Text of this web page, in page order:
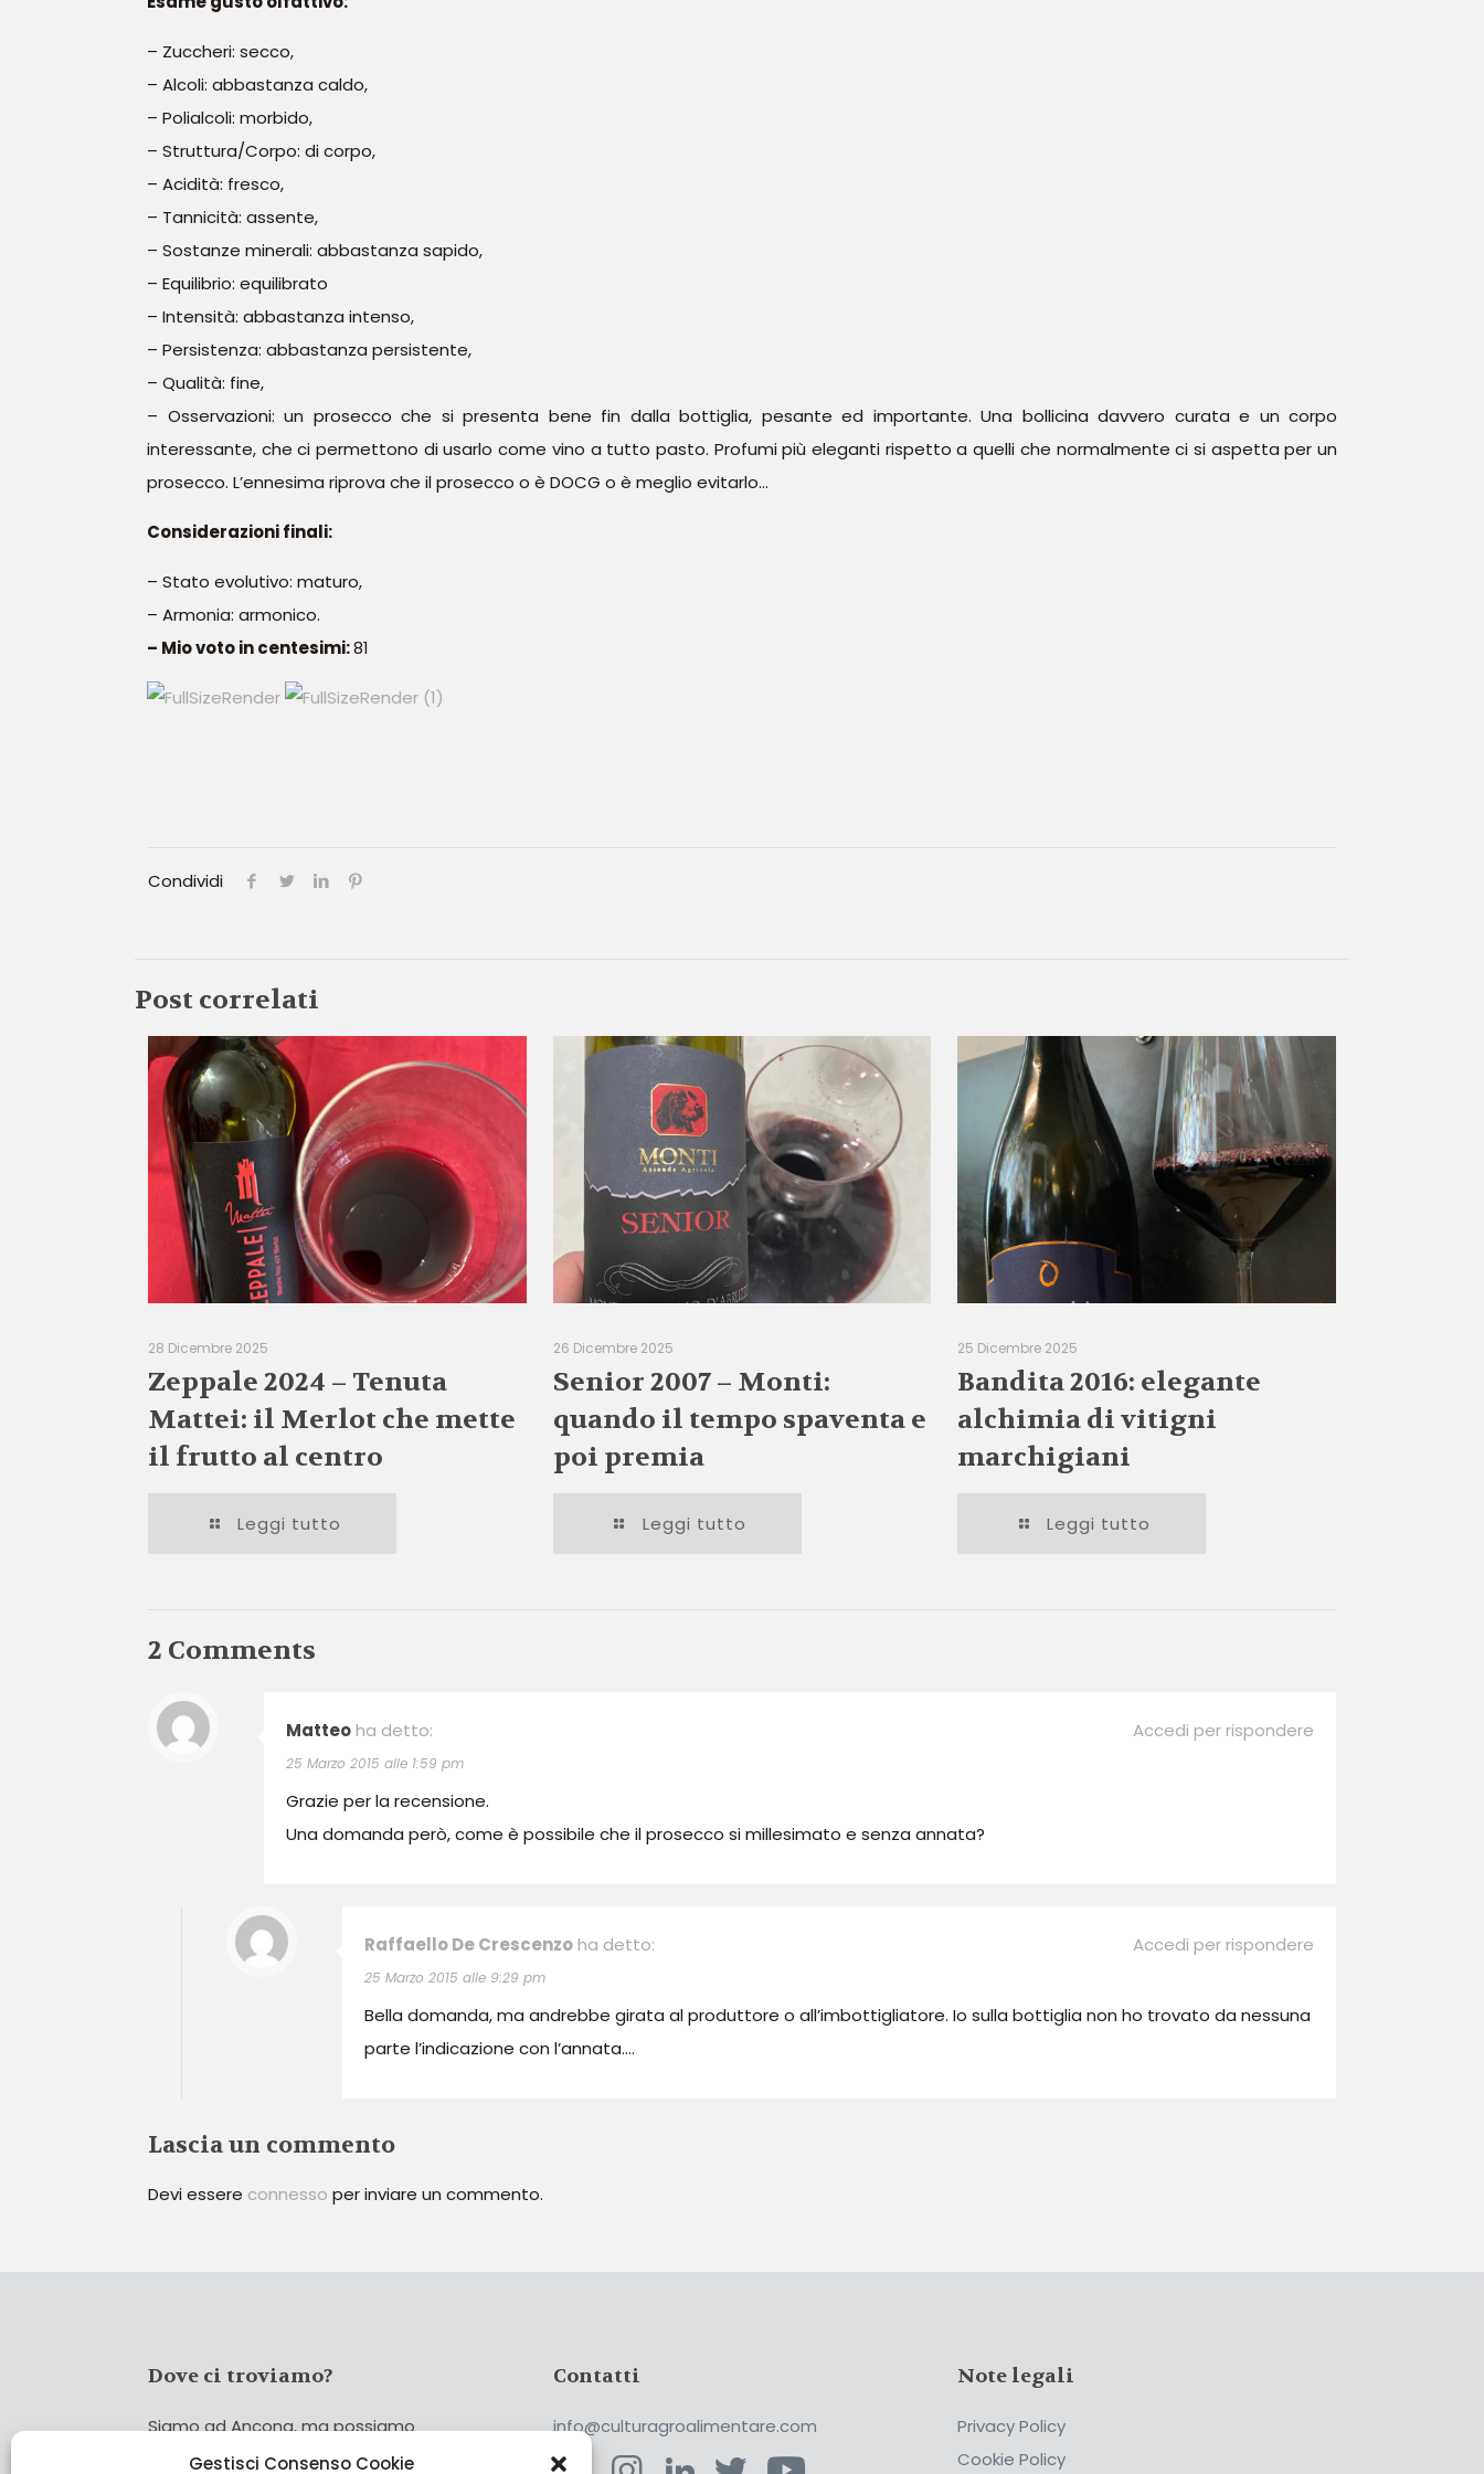
Gestisci Consenso Cookie
– Zuccheri: secco,
– Alcoli: abbastanza caldo,
– Polialcoli: morbido,
– Struttura/Corpo: di corpo,
– Acidità: fresco,
– Tannicità: assente,
– Sostanze minerali: abbastanza sapido,
– Equilibrio: equilibrato
– Intensità: abbastanza intenso,
– Persistenza: abbastanza persistente,
– Qualità: fine,
– Osservazioni: un prosecco che si presenta bene fin dalla bottiglia, pesante ed importante. Una bollicina davvero curata e un corpo
interessante, che ci permettono di usarlo come vino a tutto pasto. Profumi più eleganti rispetto a quelli che normalmente ci si aspetta per un
prosecco. L’ennesima riprova che il prosecco o è DOCG o è meglio evitarlo…
Considerazioni finali:
– Stato evolutivo: maturo,
– Armonia: armonico.
– Mio voto in centesimi:81
Condividi
Post correlati
28 Dicembre 2025
Zeppale 2024 – Tenuta
Mattei: il Merlot che mette
il frutto al centro
Leggi tutto
26 Dicembre 2025
Senior 2007 – Monti:
quando il tempo spaventa e
poi premia
Leggi tutto
25 Dicembre 2025
Bandita 2016: elegante
alchimia di vitigni
marchigiani
Leggi tutto
2 Comments
Matteoha detto:
25 Marzo 2015 alle 1:59 pm
Grazie per la recensione.
Una domanda però, come è possibile che il prosecco si millesimato e senza annata?
Accedi per rispondere
Raffaello De Crescenzoha detto:
25 Marzo 2015 alle 9:29 pm
Bella domanda, ma andrebbe girata al produttore o all’imbottigliatore. Io sulla bottiglia non ho trovato da nessuna
parte l’indicazione con l’annata….
Accedi per rispondere
Lascia un commento
Devi essere connesso per inviare un commento.
Dove ci troviamo?
Siamo ad Ancona, ma possiamo
coprire tutta Italia!
Contatti
info@culturagroalimentare.com
Note legali
Privacy Policy
Cookie Policy